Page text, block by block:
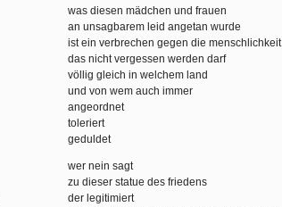
was diesen mädchen und frauen
an unsagbarem leid angetan wurde
ist ein verbrechen gegen die menschlichkeit
das nicht vergessen werden darf
völlig gleich in welchem land
und von wem auch immer
angeordnet
toleriert
geduldet
wer nein sagt
zu dieser statue des friedens
der legitimiert